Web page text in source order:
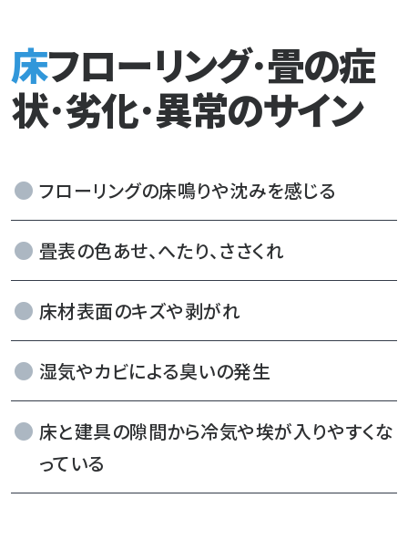
床フローリング･畳の症
状･劣化･異常のサイン
フローリングの床鳴りや沈みを感じる
畳表の色あせ、へたり、ささくれ
床材表面のキズや剥がれ
湿気やカビによる臭いの発生
床と建具の隙間から冷気や埃が入りやすくな
っている